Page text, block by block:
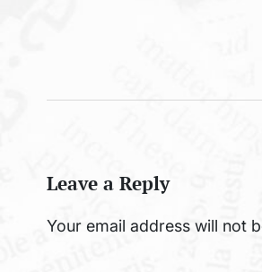
Leave a Reply
Your email address will not